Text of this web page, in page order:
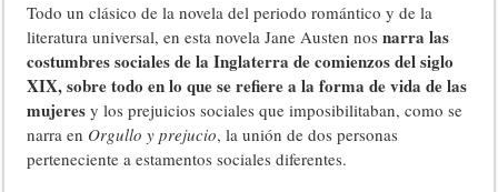
Todo un clásico de la novela del periodo romántico y de la
literatura universal, en esta novela Jane Austen nosnarra las
costumbres sociales de la Inglaterra de comienzos del siglo
XIX, sobre todo en lo que se refiere a la forma de vida de las
mujeres y los prejuicios sociales que imposibilitaban, como se
narra en Orgullo y prejucio, la unión de dos personas
perteneciente a estamentos sociales diferentes.